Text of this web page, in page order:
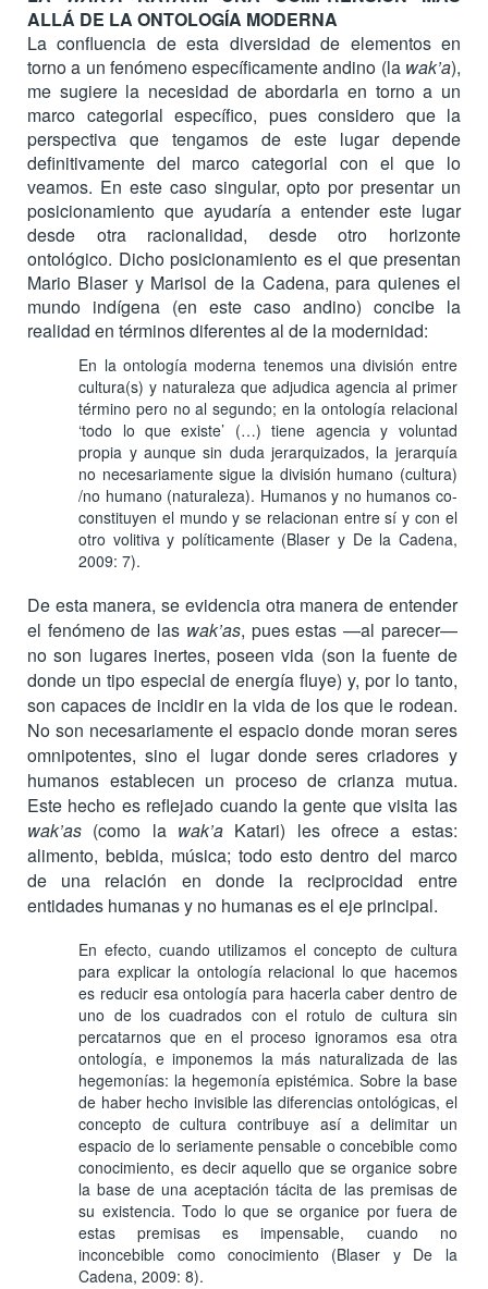
ALLÁ DE LA ONTOLOGÍA MODERNA
La confluencia de esta diversidad de elementos en
torno a un fenómeno específicamente andino (lawak’a),
me sugiere la necesidad de abordarla en torno a un
marco categorial específico, pues considero que la
perspectiva que tengamos de este lugar depende
definitivamente del marco categorial con el que lo
veamos. En este caso singular, opto por presentar un
posicionamiento que ayudaría a entender este lugar
desde otra racionalidad, desde otro horizonte
ontológico. Dicho posicionamiento es el que presentan
Mario Blaser y Marisol de la Cadena, para quienes el
mundo indígena (en este caso andino) concibe la
realidad en términos diferentes al de la modernidad:
En la ontología moderna tenemos una división entre
cultura(s) y naturaleza que adjudica agencia al primer
término pero no al segundo; en la ontología relacional
‘todo lo que existe’ (…) tiene agencia y voluntad
propia y aunque sin duda jerarquizados, la jerarquía
no necesariamente sigue la división humano (cultura)
/no humano (naturaleza). Humanos y no humanos co-
constituyen el mundo y se relacionan entre sí y con el
otro volitiva y políticamente (Blaser y De la Cadena,
2009: 7).
De esta manera, se evidencia otra manera de entender
el fenómeno de las wak’as, pues estas —al parecer—
no son lugares inertes, poseen vida (son la fuente de
donde un tipo especial de energía fluye) y, por lo tanto,
son capaces de incidir en la vida de los que le rodean.
No son necesariamente el espacio donde moran seres
omnipotentes, sino el lugar donde seres criadores y
humanos establecen un proceso de crianza mutua.
Este hecho es reflejado cuando la gente que visita las
wak’as (como la wak’aKatari) les ofrece a estas:
alimento, bebida, música; todo esto dentro del marco
de una relación en donde la reciprocidad entre
entidades humanas y no humanas es el eje principal.
En efecto, cuando utilizamos el concepto de cultura
para explicar la ontología relacional lo que hacemos
es reducir esa ontología para hacerla caber dentro de
uno de los cuadrados con el rotulo de cultura sin
percatarnos que en el proceso ignoramos esa otra
ontología, e imponemos la más naturalizada de las
hegemonías: la hegemonía epistémica. Sobre la base
de haber hecho invisible las diferencias ontológicas, el
concepto de cultura contribuye así a delimitar un
espacio de lo seriamente pensable o concebible como
conocimiento, es decir aquello que se organice sobre
la base de una aceptación tácita de las premisas de
su existencia. Todo lo que se organice por fuera de
estas premisas es impensable, cuando no
inconcebible como conocimiento (Blaser y De la
Cadena, 2009: 8).